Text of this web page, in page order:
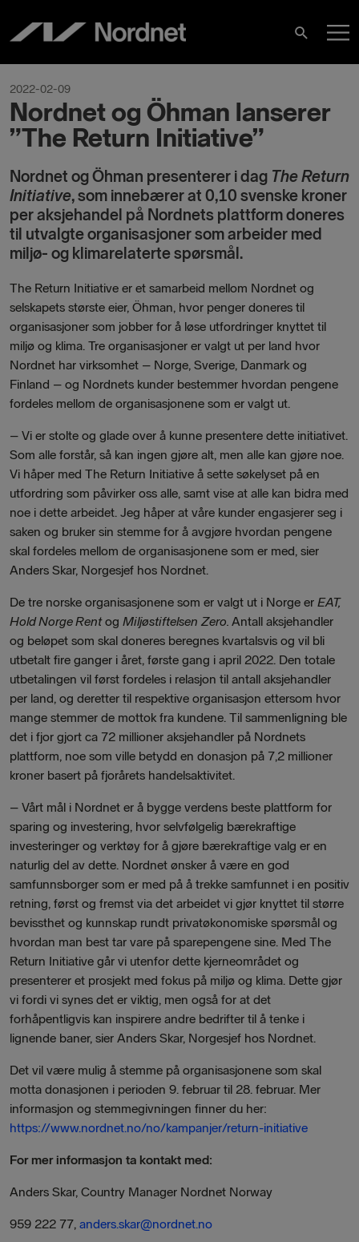
innehåll
Sök
2022-02-09
Nordnet og Öhman lanserer
”The Return Initiative”
Nordnet og Öhman presenterer i dag The Return
Initiative, som innebærer at 0,10 svenske kroner
per aksjehandel på Nordnets plattform doneres
til utvalgte organisasjoner som arbeider med
miljø- og klimarelaterte spørsmål.
The Return Initiative er et samarbeid mellom Nordnet og
selskapets største eier, Öhman, hvor penger doneres til
organisasjoner som jobber for å løse utfordringer knyttet til
miljø og klima. Tre organisasjoner er valgt ut per land hvor
Nordnet har virksomhet – Norge, Sverige, Danmark og
Finland – og Nordnets kunder bestemmer hvordan pengene
fordeles mellom de organisasjonene som er valgt ut.
– Vi er stolte og glade over å kunne presentere dette initiativet.
Som alle forstår, så kan ingen gjøre alt, men alle kan gjøre noe.
Vi håper med The Return Initiative å sette søkelyset på en
utfordring som påvirker oss alle, samt vise at alle kan bidra med
noe i dette arbeidet. Jeg håper at våre kunder engasjerer seg i
saken og bruker sin stemme for å avgjøre hvordan pengene
skal fordeles mellom de organisasjonene som er med, sier
Anders Skar, Norgesjef hos Nordnet.
De tre norske organisasjonene som er valgt ut i Norge er EAT,
Hold Norge Rentog Miljøstiftelsen Zero. Antall aksjehandler
og beløpet som skal doneres beregnes kvartalsvis og vil bli
utbetalt fire ganger i året, første gang i april 2022. Den totale
utbetalingen vil først fordeles i relasjon til antall aksjehandler
per land, og deretter til respektive organisasjon ettersom hvor
mange stemmer de mottok fra kundene. Til sammenligning ble
det i fjor gjort ca 72 millioner aksjehandler på Nordnets
plattform, noe som ville betydd en donasjon på 7,2 millioner
kroner basert på fjorårets handelsaktivitet.
– Vårt mål i Nordnet er å bygge verdens beste plattform for
sparing og investering, hvor selvfølgelig bærekraftige
investeringer og verktøy for å gjøre bærekraftige valg er en
naturlig del av dette. Nordnet ønsker å være en god
samfunnsborger som er med på å trekke samfunnet i en positiv
retning, først og fremst via det arbeidet vi gjør knyttet til større
bevissthet og kunnskap rundt privatøkonomiske spørsmål og
hvordan man best tar vare på sparepengene sine. Med The
Return Initiative går vi utenfor dette kjerneområdet og
presenterer et prosjekt med fokus på miljø og klima. Dette gjør
vi fordi vi synes det er viktig, men også for at det
forhåpentligvis kan inspirere andre bedrifter til å tenke i
lignende baner, sier Anders Skar, Norgesjef hos Nordnet.
Det vil være mulig å stemme på organisasjonene som skal
motta donasjonen i perioden 9. februar til 28. februar. Mer
informasjon og stemmegivningen finner du her:
https://www.nordnet.no/no/kampanjer/return-initiative
For mer informasjon ta kontakt med:
Anders Skar, Country Manager Nordnet Norway
959 222 77, anders.skar@nordnet.no